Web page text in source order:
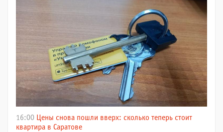
16:00 Цены снова пошли вверх: сколько теперь стоит
квартира в Саратове